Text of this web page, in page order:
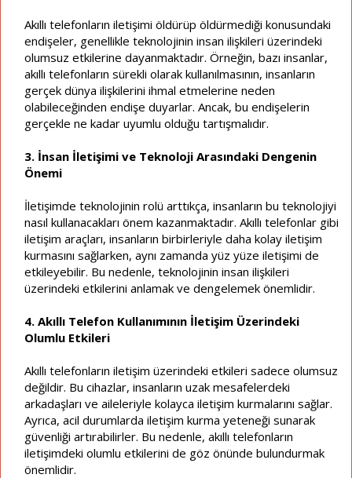
Akıllı telefonların iletişimi öldürüp öldürmediği konusundaki
endişeler, genellikle teknolojinin insan ilişkileri üzerindeki
olumsuz etkilerine dayanmaktadır. Örneğin, bazı insanlar,
akıllı telefonların sürekli olarak kullanılmasının, insanların
gerçek dünya ilişkilerini ihmal etmelerine neden
olabileceğinden endişe duyarlar. Ancak, bu endişelerin
gerçekle ne kadar uyumlu olduğu tartışmalıdır.
3. İnsan İletişimi ve Teknoloji Arasındaki Dengenin
Önemi
İletişimde teknolojinin rolü arttıkça, insanların bu teknolojiyi
nasıl kullanacakları önem kazanmaktadır. Akıllı telefonlar gibi
iletişim araçları, insanların birbirleriyle daha kolay iletişim
kurmasını sağlarken, aynı zamanda yüz yüze iletişimi de
etkileyebilir. Bu nedenle, teknolojinin insan ilişkileri
üzerindeki etkilerini anlamak ve dengelemek önemlidir.
4. Akıllı Telefon Kullanımının İletişim Üzerindeki
Olumlu Etkileri
Akıllı telefonların iletişim üzerindeki etkileri sadece olumsuz
değildir. Bu cihazlar, insanların uzak mesafelerdeki
arkadaşları ve aileleriyle kolayca iletişim kurmalarını sağlar.
Ayrıca, acil durumlarda iletişim kurma yeteneği sunarak
güvenliği artırabilirler. Bu nedenle, akıllı telefonların
iletişimdeki olumlu etkilerini de göz önünde bulundurmak
önemlidir.